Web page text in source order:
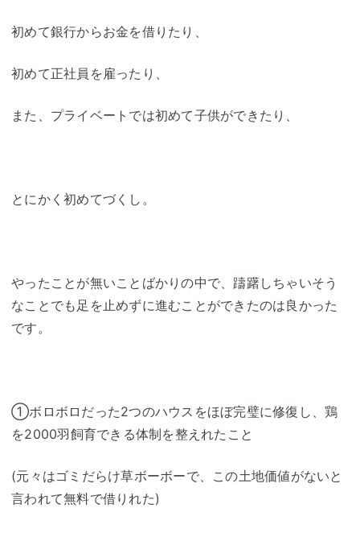
初めて銀行からお金を借りたり、
初めて正社員を雇ったり、
また、プライベートでは初めて子供ができたり、
とにかく初めてづくし。
やったことが無いことばかりの中で、躊躇しちゃいそう
なことでも足を止めずに進むことができたのは良かった
です。
①ボロボロだった2つのハウスをほぼ完璧に修復し、鶏
を2000羽飼育できる体制を整えれたこと
(元々はゴミだらけ草ボーボーで、この土地価値がないと
言われて無料で借りれた)